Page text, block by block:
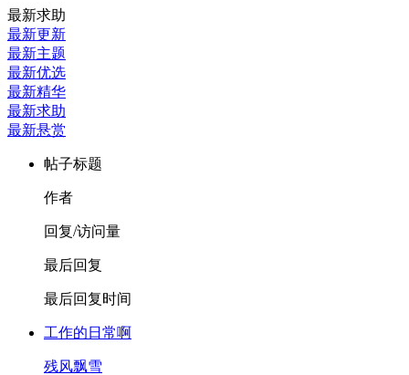
最新求助
最新更新
最新主题
最新优选
最新精华
最新求助
最新悬赏
帖子标题
作者
回复/访问量
最后回复
最后回复时间
工作的日常啊
残风飘雪